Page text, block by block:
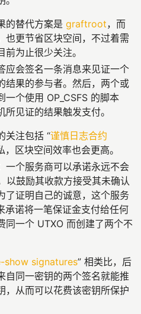
的替代方案是 graftroot，而
也更节省区块空间，不过着需
为止很少关注。
应会签名一条消息来见证一个
结果的参与者。然后，两个或
一个使用 OP_CSFS 的脚本
见证的结果触发支付。
关注包括 “谨慎日志合约
，区块空间效率也会更高。
一个服务商可以承诺永远不会
以鼓励其收款方接受其未确认
了证明自己的诚意，这个服务
承诺将一笔保证金支付给任何
同一个 UTXO 而创建了两个不
show signatures” 相类比，后
自同一密钥的两个签名就能推
，从而可以花费该密钥所保护